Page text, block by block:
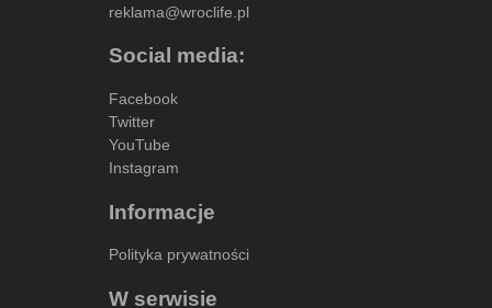
reklama@wroclife.pl
Social media:
Facebook
Twitter
YouTube
Instagram
Informacje
Polityka prywatności
W serwisie